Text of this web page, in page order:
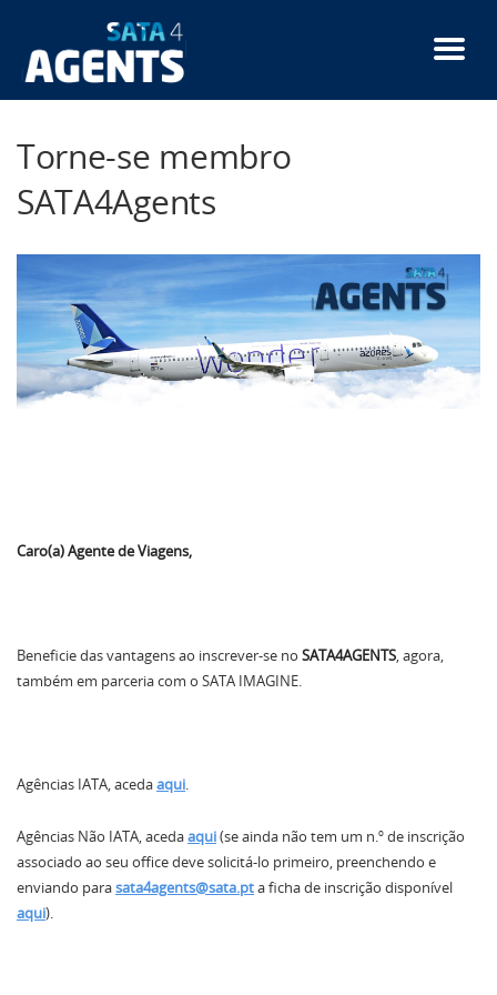
conteúdo
Torne-se membro
SATA4Agents
Caro(a) Agente de Viagens,
Beneficie das vantagens ao inscrever-se no SATA4AGENTS, agora,
também em parceria com o SATA IMAGINE.
Agências IATA, acedaaqui.
Agências Não IATA, acedaaqui(se ainda não tem um n.º de inscrição
associado ao seu office deve solicitá-lo primeiro, preenchendo e
enviando parasata4agents@sata.pta ficha de inscrição disponível
aqui).